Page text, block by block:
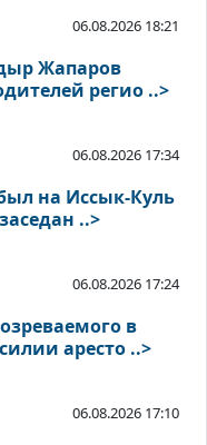
06.08.2026 18:21
Жапаров
регио ..>
06.08.2026 17:34
на Иссык-Куль
..>
06.08.2026 17:24
в
аресто ..>
06.08.2026 17:10